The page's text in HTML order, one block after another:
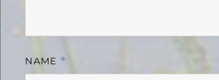
NAME *